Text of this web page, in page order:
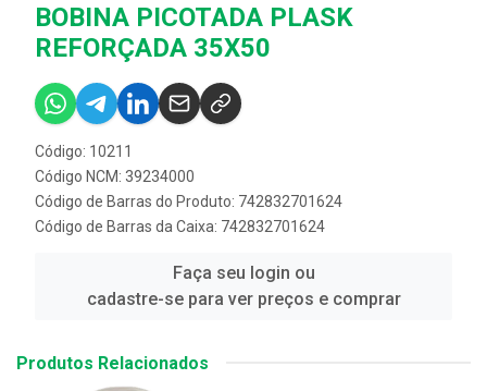
BOBINA PICOTADA PLASK
REFORÇADA 35X50
Código: 10211
Código NCM: 39234000
Código de Barras do Produto: 742832701624
Código de Barras da Caixa: 742832701624
Faça seu login ou
cadastre-se para ver preços e comprar
Produtos Relacionados